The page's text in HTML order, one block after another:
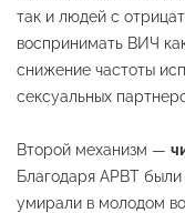
так и людей с
воспринимать ВИЧ
снижение частоты
сексуальных
Второй механизм —
Благодаря АРВТ
умирали в молодом